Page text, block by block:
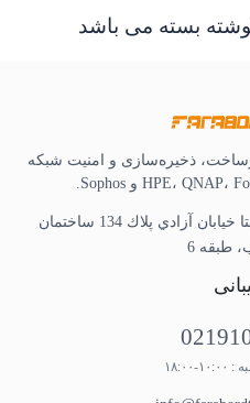
بسته می باشد
ذخیره‌سازی و امنیت شبکه
تهران، جمهوري خيابان اوستا خيابان آزادي پلاك 134 ساختمان
طبقه 6